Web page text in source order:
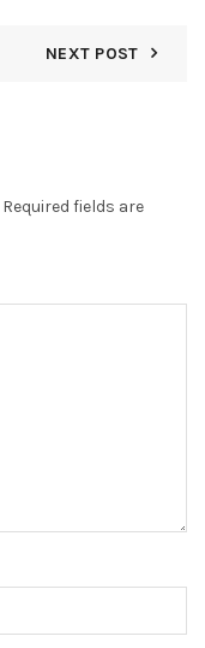
NEXT POST
Required fields are